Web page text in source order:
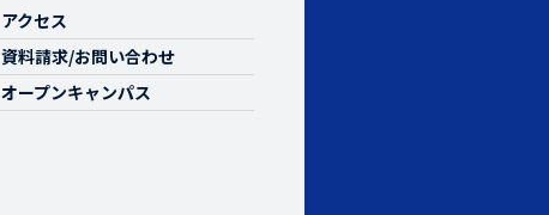
アクセス
資料請求/お問い合わせ
オープンキャンパス